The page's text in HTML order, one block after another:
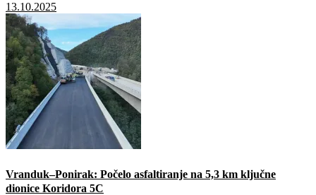
13.10.2025
Vranduk–Ponirak: Počelo asfaltiranje na 5,3 km ključne
dionice Koridora 5C